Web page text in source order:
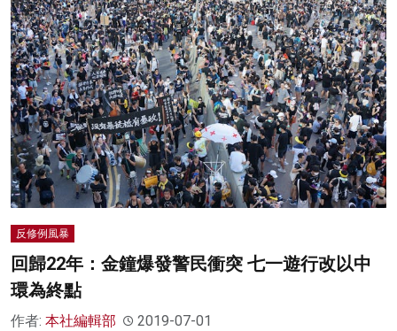
反修例風暴
回歸22年：金鐘爆發警民衝突 七一遊行改以中
環為終點
作者: 本社編輯部 2019-07-01